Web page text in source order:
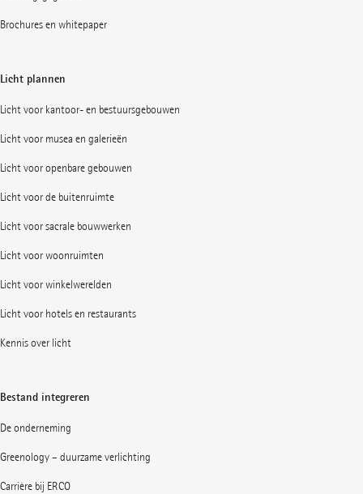
Brochures en whitepaper
Licht plannen
Licht voor kantoor- en bestuursgebouwen
Licht voor musea en galerieën
Licht voor openbare gebouwen
Licht voor de buitenruimte
Licht voor sacrale bouwwerken
Licht voor woonruimten
Licht voor winkelwerelden
Licht voor hotels en restaurants
Kennis over licht
Bestand integreren
De onderneming
Greenology – duurzame verlichting
Carrière bij ERCO